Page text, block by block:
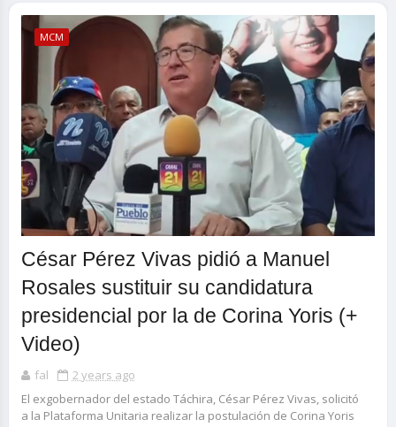
MCM
César Pérez Vivas pidió a Manuel
Rosales sustituir su candidatura
presidencial por la de Corina Yoris (+
Video)
fal
2 years ago
El exgobernador del estado Táchira, César Pérez Vivas, solicitó
a la Plataforma Unitaria realizar la postulación de Corina Yoris